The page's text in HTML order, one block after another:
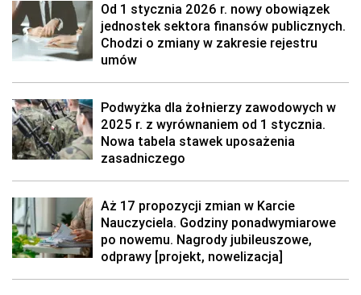
Od 1 stycznia 2026 r. nowy obowiązek
jednostek sektora finansów publicznych.
Chodzi o zmiany w zakresie rejestru
umów
Podwyżka dla żołnierzy zawodowych w
2025 r. z wyrównaniem od 1 stycznia.
Nowa tabela stawek uposażenia
zasadniczego
Aż 17 propozycji zmian w Karcie
Nauczyciela. Godziny ponadwymiarowe
po nowemu. Nagrody jubileuszowe,
odprawy [projekt, nowelizacja]